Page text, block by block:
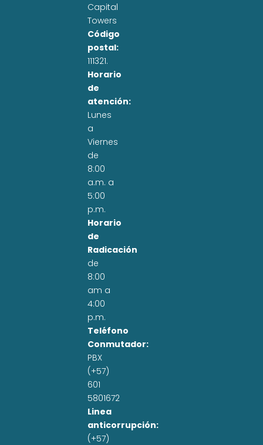
Capital
Towers
Código
postal:
111321.
Horario
de
atención:
Lunes
a
Viernes
de
8:00
a.m. a
5:00
p.m.
Horario
de
Radicación
de
8:00
am a
4:00
p.m.
Teléfono
Conmutador:
PBX
(+57)
601
5801672
Linea
anticorrupción:
(+57)